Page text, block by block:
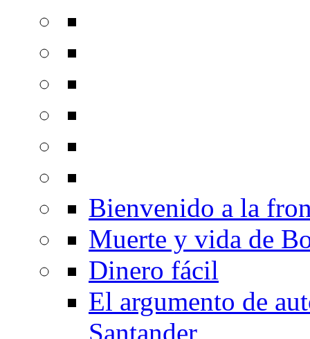
Bienvenido a la
Muerte y vida de
Dinero fácil
El argumento de
Santander